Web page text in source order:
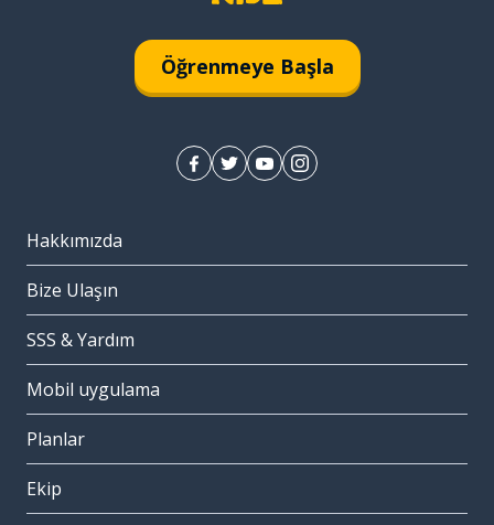
Öğrenmeye Başla
Hakkımızda
Bize Ulaşın
SSS & Yardım
Mobil uygulama
Planlar
Ekip